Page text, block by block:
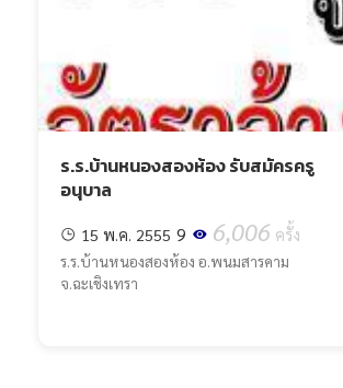
ร.ร.บ้านหนองสองห้อง รับสมัครครู
อนุบาล
15 พ.ค. 2555 9 6,006 ครั้ง
ร.ร.บ้านหนองสองห้อง อ.พนมสารคาม
จ.ฉะเชิงเทรา